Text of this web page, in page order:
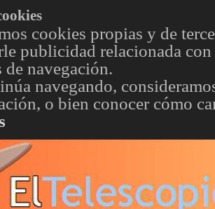
cookies propias y de
publicidad relacionada
de navegación.
navegando,
o bien conocer cómo